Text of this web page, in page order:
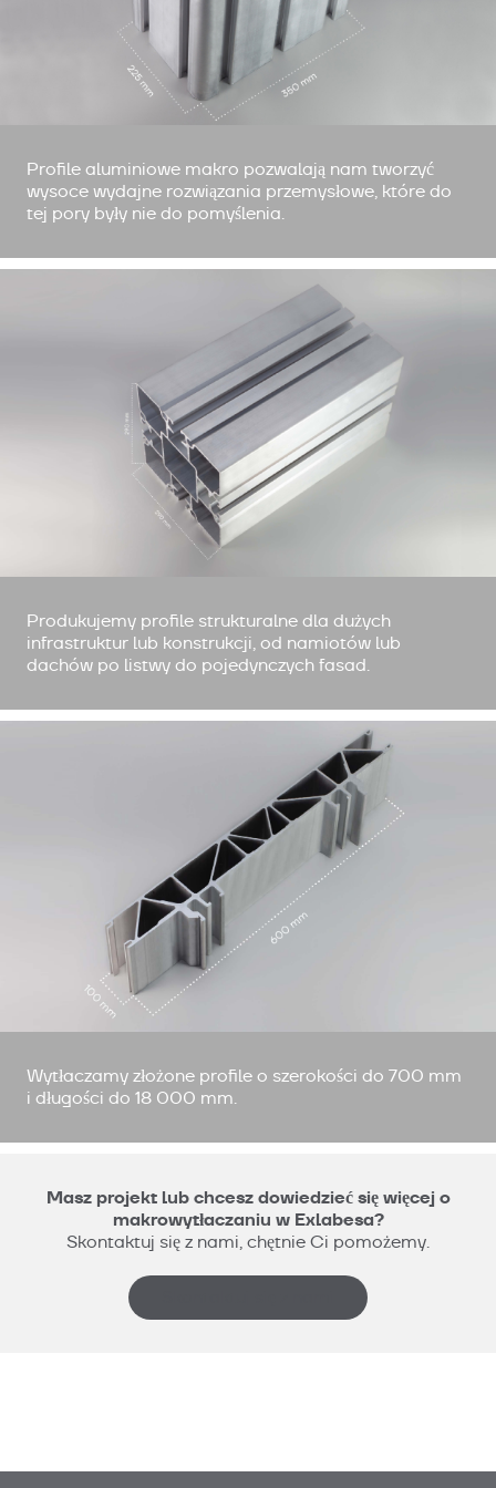
Profile aluminiowe makro pozwalają nam tworzyć
wysoce wydajne rozwiązania przemysłowe, które do
tej pory były nie do pomyślenia.
Produkujemy profile strukturalne dla dużych
infrastruktur lub konstrukcji, od namiotów lub
dachów po listwy do pojedynczych fasad.
Wytłaczamy złożone profile o szerokości do 700 mm
i długości do 18 000 mm.
Masz projekt lub chcesz dowiedzieć się więcej o
makrowytłaczaniu w Exlabesa?
Skontaktuj się z nami, chętnie Ci pomożemy.